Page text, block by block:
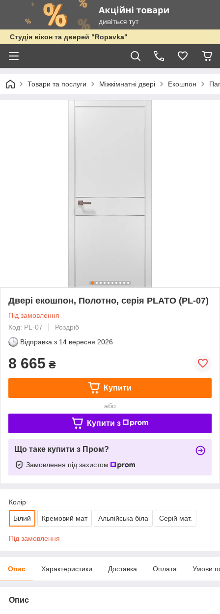
Студія вікон та дверей "Ropavka"
Товари та послуги Міжкімнатні двері Екошпон
Двері екошпон, Полотно, серія PLATO (PL-07)
Під замовлення
Код: PL-07
Роздріб
Відправка з 14 вересня 2026
8 665 ₴
Купити
або
Купити з
Що таке купити з Пром?
Замовлення під захистом
Колір
Білий Кремовий мат Альпійська біла Серій мат.
Під замовлення
Опис Характеристики Доставка Оплата Умови
Опис